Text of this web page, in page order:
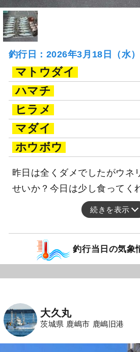
釣行日：2026年3月18日（水
マトウダイ
ハマチ
ヒラメ
マダイ
ホウボウ
昨日は全くダメでしたがウネ
せいか？今日は少し食ってく
続きを表示
釣行当日の気象
大久丸
茨城県 鹿嶋市 鹿嶋旧港